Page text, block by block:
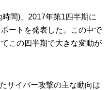
間)、2017年第1四半期に
ートを発表した。この中で
この四半期で大きな変動が
サイバー攻撃の主な動向は